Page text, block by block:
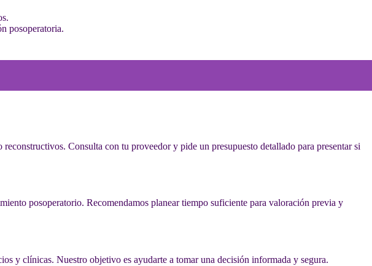
posoperatoria.
Consulta con tu proveedor y pide un presupuesto detallado para presentar si
posoperatorio. Recomendamos planear tiempo suficiente para valoración previa y
y clínicas. Nuestro objetivo es ayudarte a tomar una decisión informada y segura.